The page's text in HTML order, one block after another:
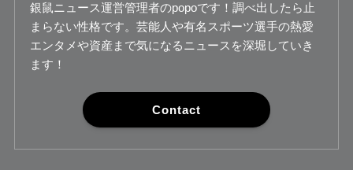
銀鼠ニュース運営管理者のpopoです！調べ出したら止
まらない性格です。芸能人や有名スポーツ選手の熱愛
エンタメや資産まで気になるニュースを深堀していき
ます！
Contact